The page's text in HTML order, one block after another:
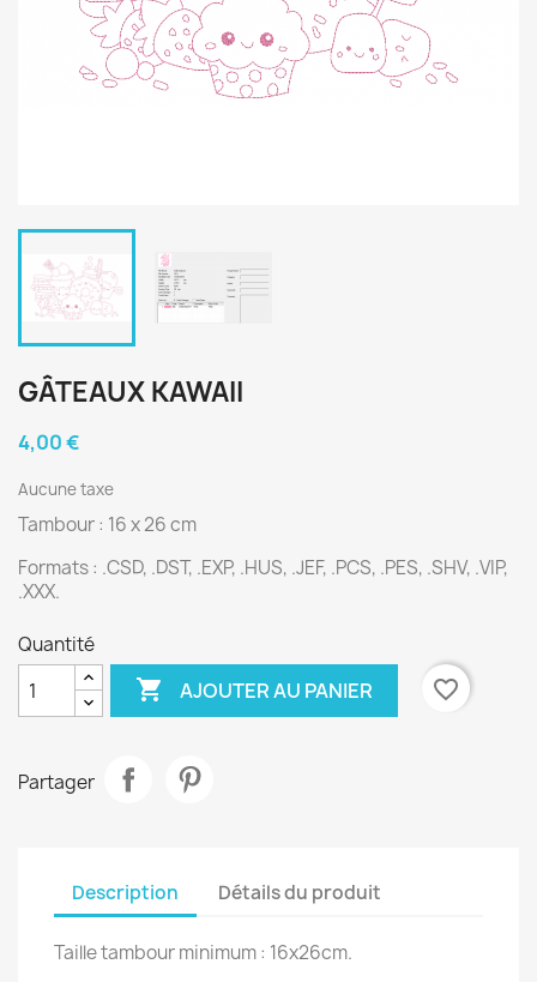
GÂTEAUX KAWAII
4,00 €
Aucune taxe
Tambour : 16 x 26 cm
Formats : .CSD, .DST, .EXP, .HUS, .JEF, .PCS, .PES, .SHV, .VIP,
.XXX.
Quantité
 AJOUTER AU PANIER favorite_border
Partager
Description Détails du produit
Taille tambour minimum : 16x26cm.